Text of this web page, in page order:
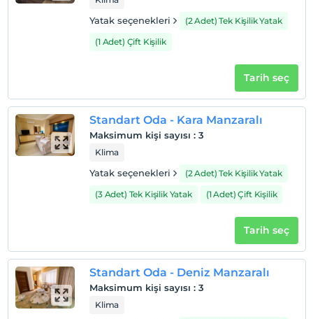
En erken saat 14:00 ve sonrası
Evcil hayvan kabul edilmemektedir.
Sigara
Odalarda sigara içilmez
2 yaşına kadar olan bebekler ücretsizdir.
Her bir oda için 12 yaşına kadar 1 çocuk ücretsizdir
Yatak seçenekleri
(2 Adet) Tek Kişilik Yatak
(1 Adet) Çift Kişilik
Tarih seç
Standart Oda - Kara Manzaralı
Maksimum kişi sayısı : 3
Klima
Yatak seçenekleri
(2 Adet) Tek Kişilik Yatak
(3 Adet) Tek Kişilik Yatak
(1 Adet) Çift Kişilik
Tarih seç
Standart Oda - Deniz Manzaralı
Maksimum kişi sayısı : 3
Klima